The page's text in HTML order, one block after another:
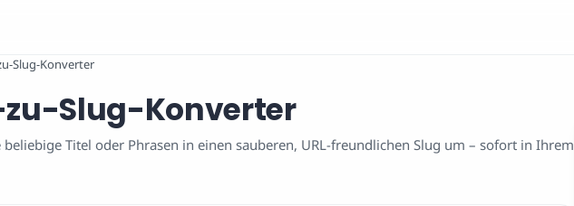
Slug-Konverter
Slug-Konverter
beliebige Titel oder Phrasen in einen sauberen, URL-freundlichen Slug um – sofort in Ihrem